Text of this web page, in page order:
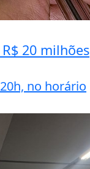
20 milhões
no horário